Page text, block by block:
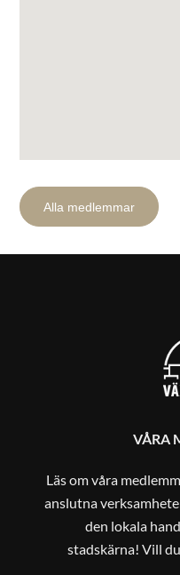
Alla medlemmar
VÅRA
Läs om våra
anslutna
den lokala
stadskärna! Vill